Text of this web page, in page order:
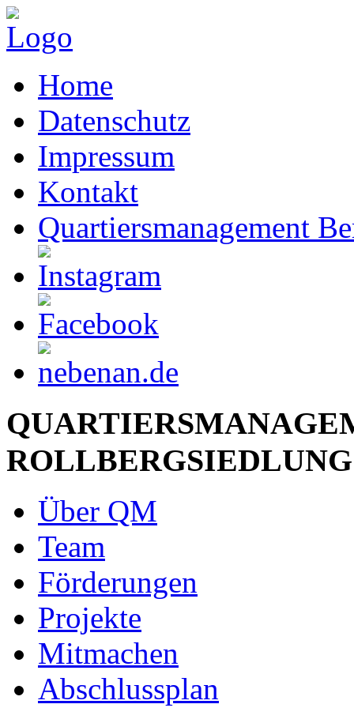
Home
Datenschutz
Impressum
Kontakt
Quartiersmanagement
ROLLBERGSIEDLUNG
Über QM
Team
Förderungen
Projekte
Mitmachen
Abschlussplan